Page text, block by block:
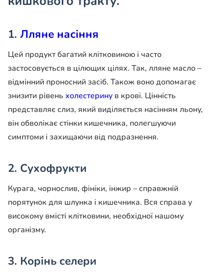
1. Лляне насіння
Цей продукт багатий клітковиною і часто
застосовується в цілющих цілях. Так, лляне масло –
відмінний проносний засіб. Також воно допомагає
знизити рівень холестерину в крові. Цінність
представляє слиз, який виділяється насінням льону,
він обволікає стінки кишечника, полегшуючи
симптоми і захищаючи від подразнення.
2. Сухофрукти
Курага, чорнослив, фініки, інжир – справжній
порятунок для шлунка і кишечника. Вся справа у
високому вмісті клітковини, необхідної нашому
організму.
3. Корінь селери